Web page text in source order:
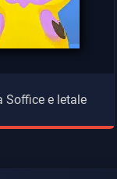
Soffice e letale